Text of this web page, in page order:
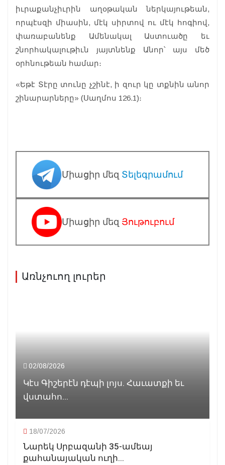
իւրաքանչիւրին աղօթական ներկայութեան,
որպէսզի միասին, մէկ սիրտով ու մէկ հոգիով,
փառաբանենք Ամենակալ Աստուածը եւ
շնորհակալութիւն յայտնենք Անոր՝ այս մեծ
օրհնութեան համար։
«Եթէ Տէրը տունը չշինէ, ի զուր կը տքնին անոր
շինարարները» (Սաղմոս 126.1)։
Միացիր մեզ Տելեգրամում
Միացիր մեզ Յութուբում
Առնչուող լուրեր
02/08/2026
Կէս Գիշերէն դէպի լոյս. Հաւատքի եւ
վստահո...
18/07/2026
Նարեկ Սրբազանի 35-ամեայ
քահանայական ուղի...